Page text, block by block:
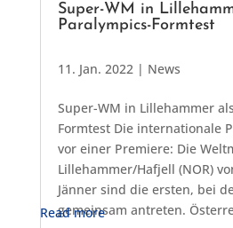
Super-WM in
Paralympics-Formtest
11. Jan. 2022| News
Super-WM in Lillehammer
Formtest Die internationale
vor einer Premiere: Die
Lillehammer/Hafjell (NOR)
Jänner sind die ersten, bei
gemeinsam antreten.
Read more